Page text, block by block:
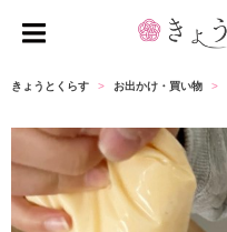
ょ
と
く
ら
す
きょうとくらす お出かけ・買い物